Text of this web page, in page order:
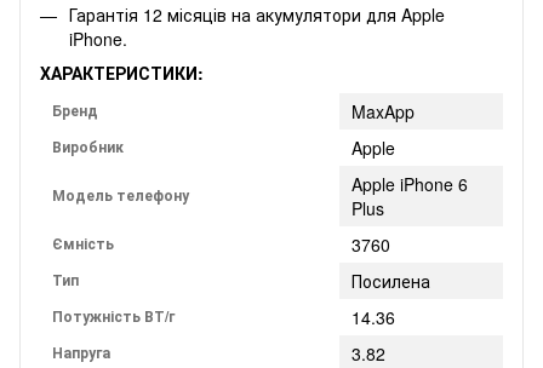
Гарантія 12 місяців на акумулятори для Apple
iPhone.
ХАРАКТЕРИСТИКИ:
Бренд MaxApp
Виробник Apple
Модель телефону
Apple iPhone 6
Plus
Ємність 3760
Тип Посилена
Потужність ВТ/г 14.36
Напруга 3.82